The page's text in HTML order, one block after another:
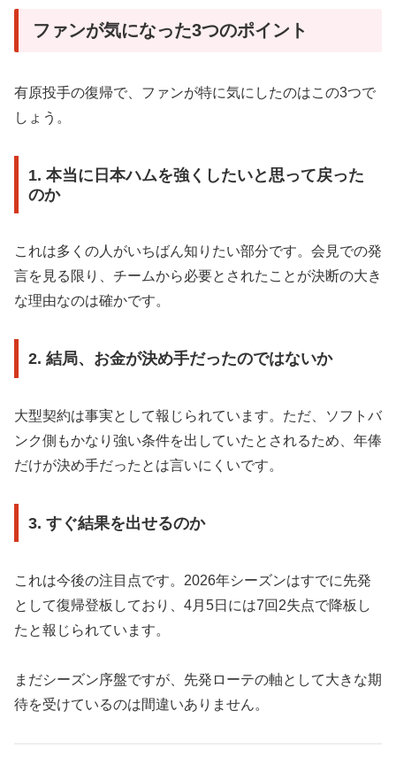
ファンが気になった3つのポイント
有原投手の復帰で、ファンが特に気にしたのはこの3つで
しょう。
1. 本当に日本ハムを強くしたいと思って戻った
のか
これは多くの人がいちばん知りたい部分です。会見での発
言を見る限り、チームから必要とされたことが決断の大き
な理由なのは確かです。
2. 結局、お金が決め手だったのではないか
大型契約は事実として報じられています。ただ、ソフトバ
ンク側もかなり強い条件を出していたとされるため、年俸
だけが決め手だったとは言いにくいです。
3. すぐ結果を出せるのか
これは今後の注目点です。2026年シーズンはすでに先発
として復帰登板しており、4月5日には7回2失点で降板し
たと報じられています。
まだシーズン序盤ですが、先発ローテの軸として大きな期
待を受けているのは間違いありません。